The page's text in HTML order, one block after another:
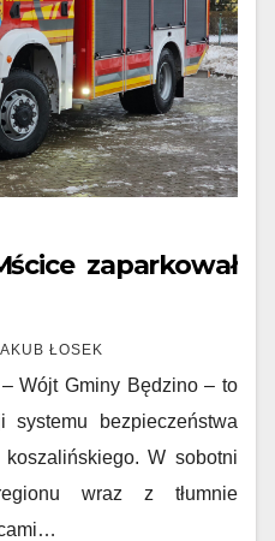
zaparkował
ŁOSEK
Wójt Gminy Będzino – to
systemu bezpieczeństwa
W sobotni
wraz z tłumnie